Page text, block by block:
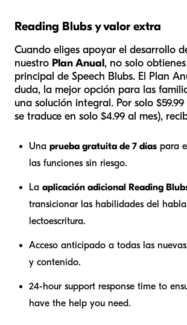
Reading Blubs y valor extra
Cuando eliges apoyar el desarrollo
nuestro Plan Anual, no solo
principal de Speech Blubs. El Plan
duda, la mejor opción para las
una solución integral. Por solo
se traduce en solo $4.99 al mes),
Una prueba gratuita de 7 días para
las funciones sin riesgo.
La aplicación adicional Reading
transicionar las habilidades del
lectoescritura.
Acceso anticipado a todas las
y contenido.
24-hour support response time to
have the help you need.